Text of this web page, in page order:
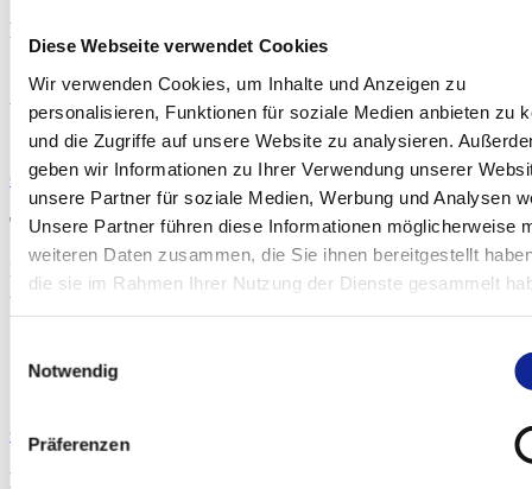
Diese Webseite verwendet Cookies
Wir verwenden Cookies, um Inhalte und Anzeigen zu
personalisieren, Funktionen für soziale Medien anbieten zu
und die Zugriffe auf unsere Website zu analysieren.
geben wir Informationen zu Ihrer Verwendung unserer
unsere Partner für soziale Medien, Werbung und Analysen
Unsere Partner führen diese Informationen möglicherweise
weiteren Daten zusammen, die Sie ihnen bereitgestellt
die sie im Rahmen Ihrer Nutzung der Dienste gesammelt
Notwendig
Präferenzen
Philharmonischer Chor Berlin
So., 18.10.2026
© Amanda Demme
Teodor Currentzis
Di., 10.11.2026
Philharmonie
© MünchenEvent
Bridgerton